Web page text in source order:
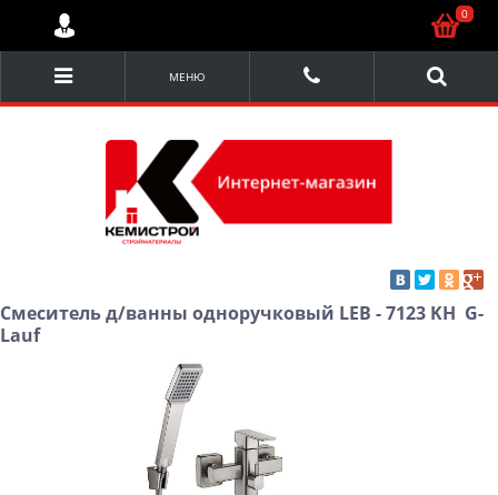
МЕНЮ
Смеситель д/ванны одноручковый LEB - 7123 KH G-
Lauf
0